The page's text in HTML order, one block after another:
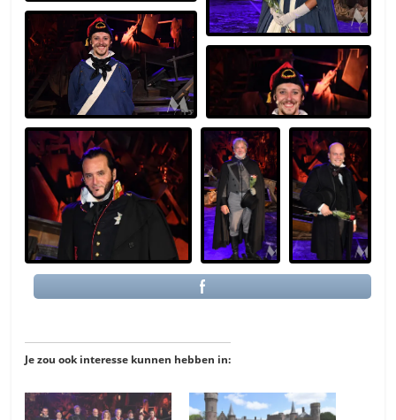
Je zou ook interesse kunnen hebben in: